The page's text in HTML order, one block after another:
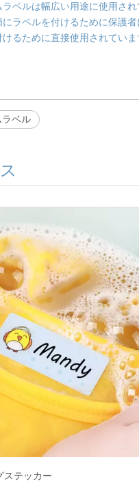
ラベルは幅広い用途に使用さ
ラベルを付けるために保護
るために直接使用されてい
ベル
ステッカー